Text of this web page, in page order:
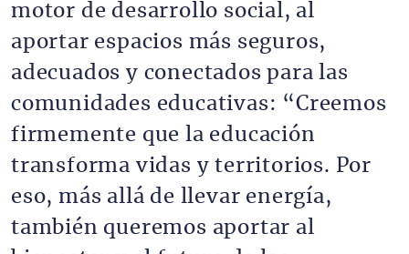
motor de desarrollo social, al
aportar espacios más seguros,
adecuados y conectados para las
comunidades educativas: “Creemos
firmemente que la educación
transforma vidas y territorios. Por
eso, más allá de llevar energía,
también queremos aportar al